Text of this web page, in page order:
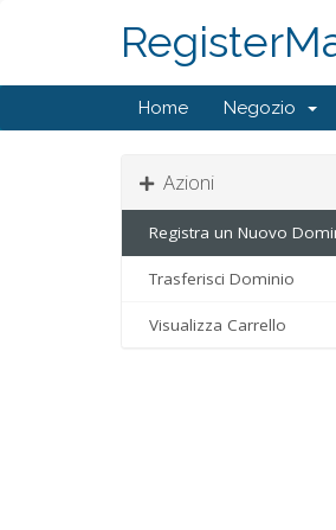
Home Negozio
Azioni
Registra un Nuovo
Trasferisci Dominio
Visualizza Carrello